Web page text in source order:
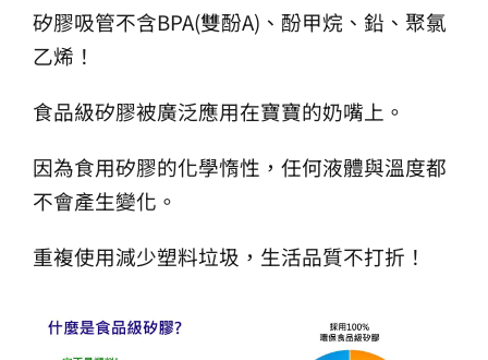
矽膠吸管不含BPA(雙酚A)、酚甲烷、鉛、聚氯
乙烯！
食品級矽膠被廣泛應用在寶寶的奶嘴上。
因為食用矽膠的化學惰性，任何液體與溫度都
不會產生變化。
重複使用減少塑料垃圾，生活品質不打折！